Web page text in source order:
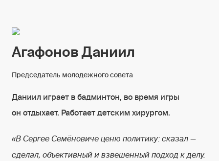
Агафонов Даниил
Председатель молодежного совета
Даниил играет в бадминтон, во время игры
он отдыхает. Работает детским хирургом.
«В Сергее Семёновиче ценю политику: сказал —
сделал, объективный и взвешенный подход к делу.